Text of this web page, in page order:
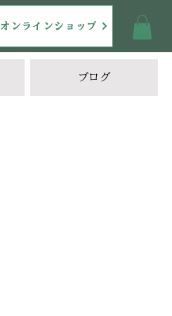
オンラインショップ
ブログ